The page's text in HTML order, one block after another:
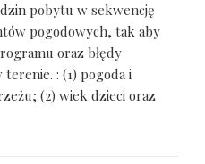
pobytu w sekwencję
pogodowych, tak aby
oraz błędy
: (1) pogoda i
(2) wiek dzieci oraz